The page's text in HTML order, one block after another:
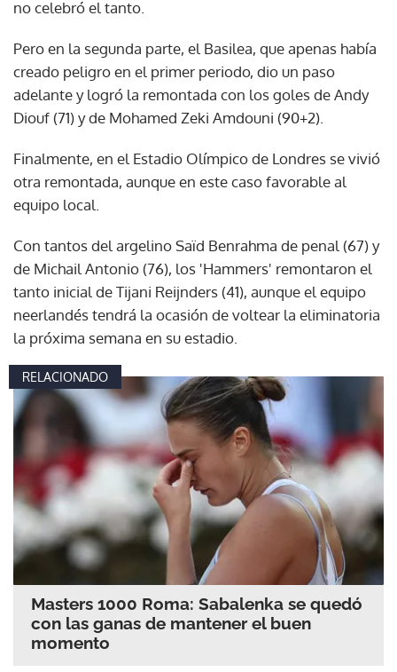
no celebró el tanto.
Pero en la segunda parte, el Basilea, que apenas había
creado peligro en el primer periodo, dio un paso
adelante y logró la remontada con los goles de Andy
Diouf (71) y de Mohamed Zeki Amdouni (90+2).
Finalmente, en el Estadio Olímpico de Londres se vivió
otra remontada, aunque en este caso favorable al
equipo local.
Con tantos del argelino Saïd Benrahma de penal (67) y
de Michail Antonio (76), los 'Hammers' remontaron el
tanto inicial de Tijani Reijnders (41), aunque el equipo
neerlandés tendrá la ocasión de voltear la eliminatoria
la próxima semana en su estadio.
RELACIONADO
Masters 1000 Roma: Sabalenka se quedó
con las ganas de mantener el buen
momento